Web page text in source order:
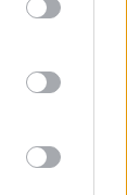
46740